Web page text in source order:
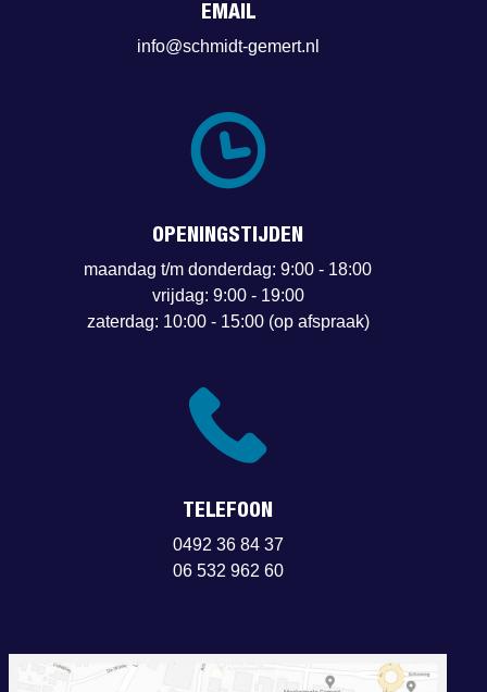
EMAIL
info@schmidt-gemert.nl
OPENINGSTIJDEN
maandag t/m donderdag: 9:00 - 18:00
vrijdag: 9:00 - 19:00
zaterdag: 10:00 - 15:00 (op afspraak)
TELEFOON
0492 36 84 37
06 532 962 60